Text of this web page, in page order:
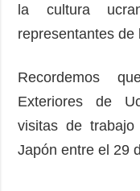
la cultura
representantes de
Recordemos
Exteriores de
visitas de
Japón entre el 29